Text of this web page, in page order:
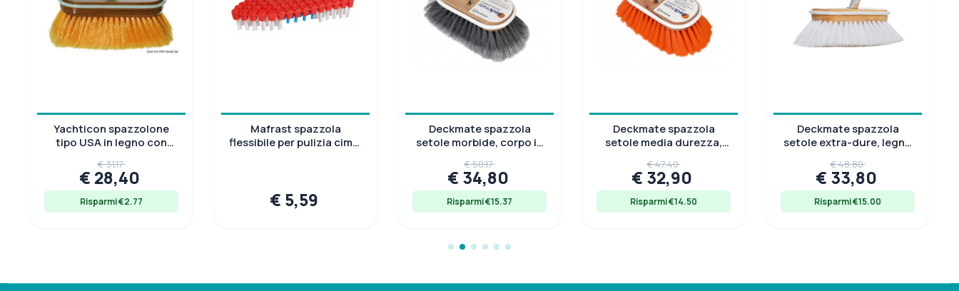
Yachticon spazzolone
tipo USA in legno con
centrale
€ 31,17
€ 28,40
Risparmi €2.77
Mafrast spazzola
flessibile per pulizia cime,
€ 5,59
Deckmate spazzola
setole morbide, corpo in
240x155x85 mm
€ 50,17
€ 34,80
Risparmi €15.37
Deckmate spazzola
setole media durezza,
chimici
€ 47,40
€ 32,90
Risparmi €14.50
Deckmate spazzola
setole extra-dure, legno
€ 48,80
€ 33,80
Risparmi €15.00